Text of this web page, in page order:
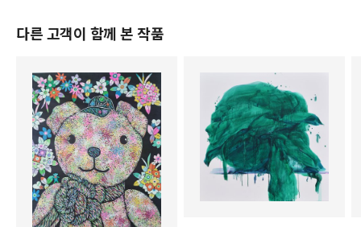
다른 고객이 함께 본 작품